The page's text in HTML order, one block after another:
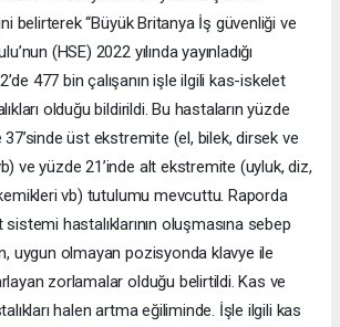
belirterek “Büyük Britanya İş güvenliği ve
(HSE) 2022 yılında yayınladığı
477 bin çalışanın işle ilgili kas-iskelet
olduğu bildirildi. Bu hastaların yüzde
37’sinde üst ekstremite (el, bilek, dirsek ve
ve yüzde 21’inde alt ekstremite (uyluk, diz,
vb) tutulumu mevcuttu. Raporda
hastalıklarının oluşmasına sebep
uygun olmayan pozisyonda klavye ile
zorlamalar olduğu belirtildi. Kas ve
halen artma eğiliminde. İşle ilgili kas